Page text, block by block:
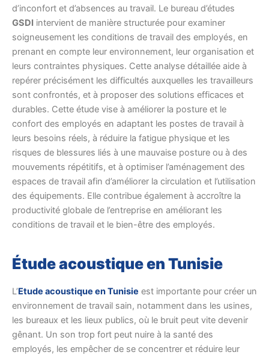
d’inconfort et d’absences au travail. Le bureau d’études
GSDI intervient de manière structurée pour examiner
soigneusement les conditions de travail des employés, en
prenant en compte leur environnement, leur organisation et
leurs contraintes physiques. Cette analyse détaillée aide à
repérer précisément les difficultés auxquelles les travailleurs
sont confrontés, et à proposer des solutions efficaces et
durables. Cette étude vise à améliorer la posture et le
confort des employés en adaptant les postes de travail à
leurs besoins réels, à réduire la fatigue physique et les
risques de blessures liés à une mauvaise posture ou à des
mouvements répétitifs, et à optimiser l’aménagement des
espaces de travail afin d’améliorer la circulation et l’utilisation
des équipements. Elle contribue également à accroître la
productivité globale de l’entreprise en améliorant les
conditions de travail et le bien-être des employés.
Étude acoustique en Tunisie
L’Etude acoustique en Tunisie est importante pour créer un
environnement de travail sain, notamment dans les usines,
les bureaux et les lieux publics, où le bruit peut vite devenir
gênant. Un son trop fort peut nuire à la santé des
employés, les empêcher de se concentrer et réduire leur